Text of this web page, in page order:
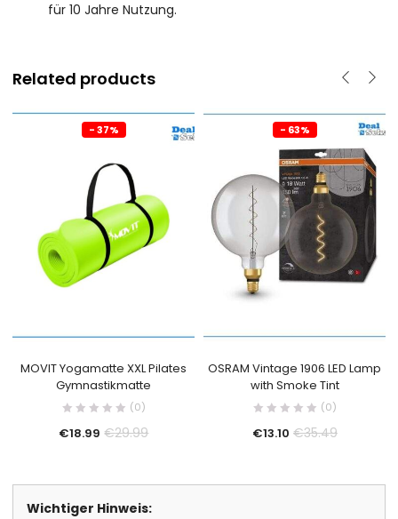
für 10 Jahre Nutzung.
Related products
- 37%
MOVIT Yogamatte XXL Pilates
Gymnastikmatte
(0)
€18.99 €29.99
- 63%
OSRAM Vintage 1906 LED Lamp
with Smoke Tint
(0)
€13.10 €35.49
Wichtiger Hinweis: